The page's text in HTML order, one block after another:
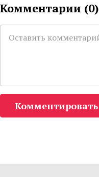
Комментарии (0)
Комментировать